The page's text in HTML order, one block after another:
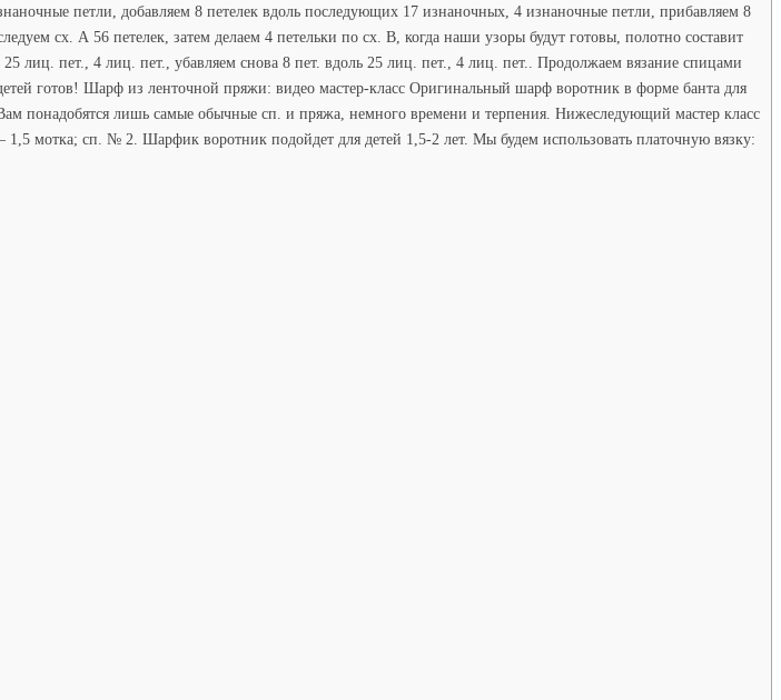
петли, добавляем 8 петелек вдоль последующих 17 изнаночных, 4 изнаночные петли, прибавляем 8
сх. А 56 петелек, затем делаем 4 петельки по сх. В, когда наши узоры будут готовы, полотно составит
пет., 4 лиц. пет., убавляем снова 8 пет. вдоль 25 лиц. пет., 4 лиц. пет.. Продолжаем вязание спицами
готов! Шарф из ленточной пряжи: видео мастер-класс Оригинальный шарф воротник в форме банта для
понадобятся лишь самые обычные сп. и пряжа, немного времени и терпения. Нижеследующий мастер класс
мотка; сп. № 2. Шарфик воротник подойдет для детей 1,5-2 лет. Мы будем использовать платочную вязку: